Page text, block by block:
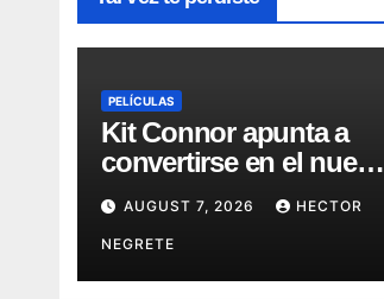
PELÍCULAS
Kit Connor apunta a
convertirse en el nuevo
Cyclops del Universo
Marvel
AUGUST 7, 2026 HECTOR
NEGRETE